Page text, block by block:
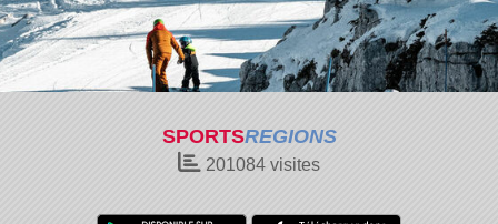
SPORTSREGIONS
201084 visites